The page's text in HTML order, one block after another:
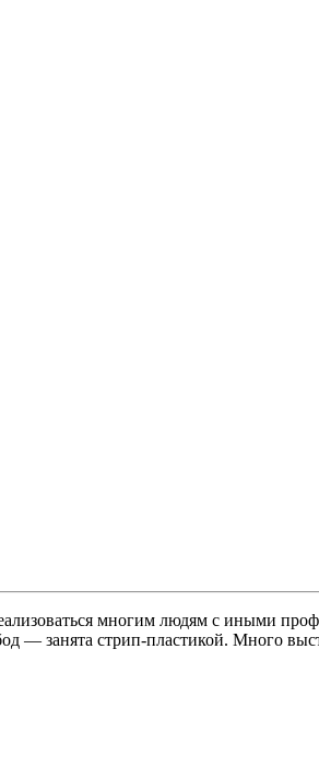
многим людям с иными
— занята стрип-пластикой. Много